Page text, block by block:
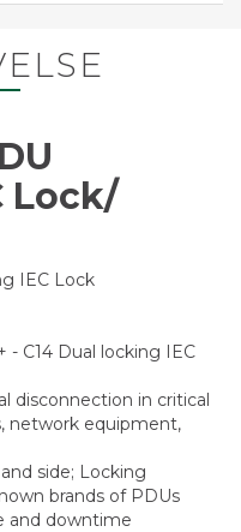
Lock/
IEC Lock
- C14 Dual locking IEC
disconnection in critical
network equipment,
side; Locking
brands of PDUs
and downtime